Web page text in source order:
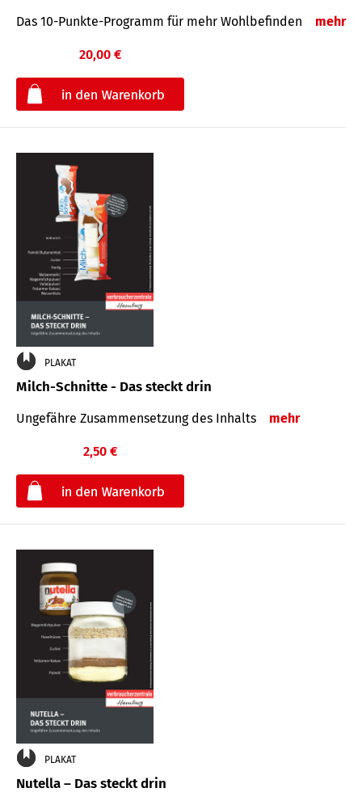
Das 10-Punkte-Programm für mehr Wohlbefinden mehr
20,00 €
PLAKAT
Milch-Schnitte - Das steckt drin
Ungefähre Zu­sammen­setzung des Inhalts mehr
2,50 €
PLAKAT
Nutella – Das steckt drin